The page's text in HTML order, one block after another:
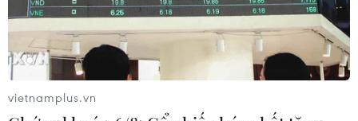
Italy, đóng vai trò quan trọng trong việc định hình và
củng cố cấu trúc và quản trị toàn cầu.
vietnamplus.vn